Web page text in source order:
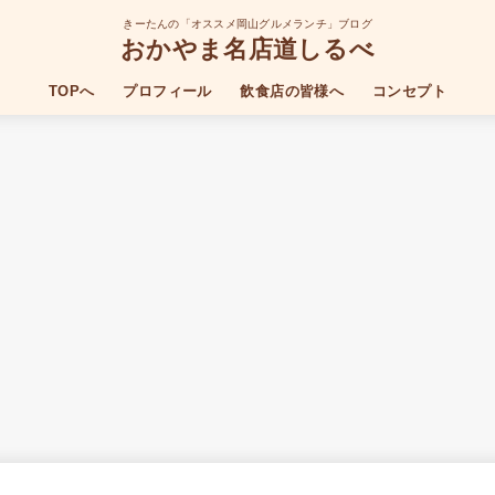
きーたんの「オススメ岡山グルメランチ」ブログ
おかやま名店道しるべ
TOPへ プロフィール 飲食店の皆様へ コンセプト